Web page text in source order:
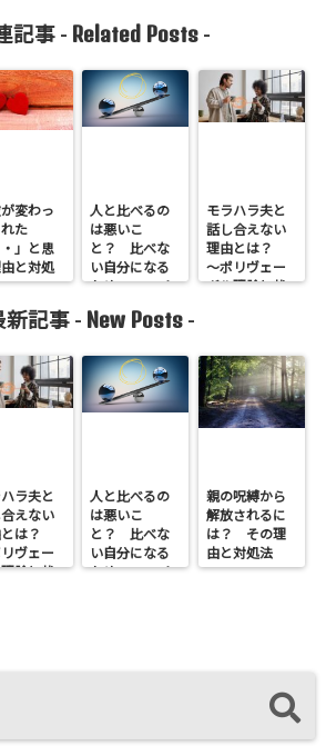
記事 - Related Posts-
が変わっ
た
」と思
と対処
人と比べるの
は悪いこ
と？ 比べな
い自分になる
ための5つのヒ
モラハラ夫と
話し合えない
理由とは？
～ポリヴェー
ガル理論と状
新記事 - New Posts -
ラ夫と
えない
とは？
ヴェー
論と状
人と比べるの
は悪いこ
と？ 比べな
い自分になる
ための5つのヒ
親の呪縛から
解放されるに
は？ その理
由と対処法